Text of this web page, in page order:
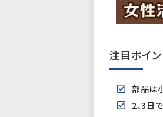
注目ポイン
部品は
2、3日